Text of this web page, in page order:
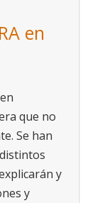
en
que no
Se han
y
y